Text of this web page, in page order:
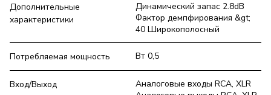
Дополнительные
характеристики
Динамический запас 2.8dB
Фактор демпфирования &gt;
40 Широкополосный
Потребляемая мощность Вт 0,5
Вход/Выход
Аналоговые входы RCA, XLR